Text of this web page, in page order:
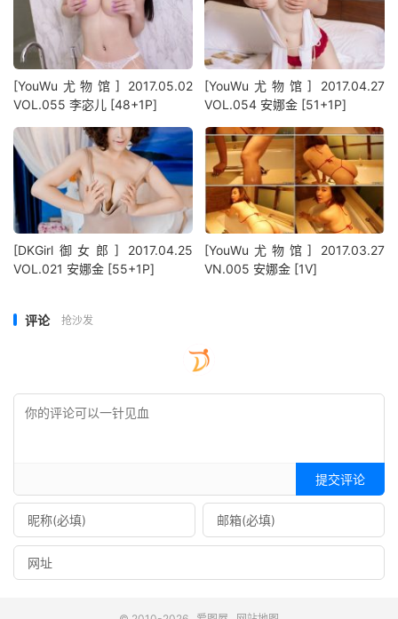
[YouWu尤物馆] 2017.05.02
VOL.055 李宓儿 [48+1P]
[YouWu尤物馆] 2017.04.27
VOL.054 安娜金 [51+1P]
[DKGirl御女郎] 2017.04.25
VOL.021 安娜金 [55+1P]
[YouWu尤物馆] 2017.03.27
VN.005 安娜金 [1V]
评论 抢沙发
提交评论